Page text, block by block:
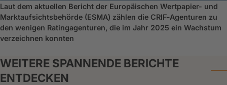
Laut dem aktuellen Bericht der Europäischen Wertpapier- und
Marktaufsichtsbehörde (ESMA) zählen die CRIF‑Agenturen zu
den wenigen Ratingagenturen, die im Jahr 2025 ein Wachstum
verzeichnen konnten
WEITERE SPANNENDE BERICHTE
ENTDECKEN